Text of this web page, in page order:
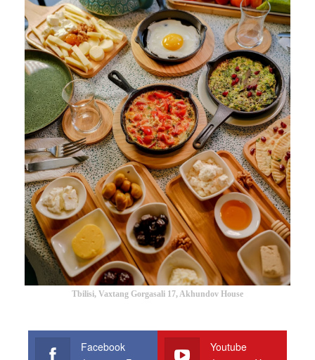
Tbilisi, Vaxtang Gorgasali 17, Akhundov House
Facebook Youtube